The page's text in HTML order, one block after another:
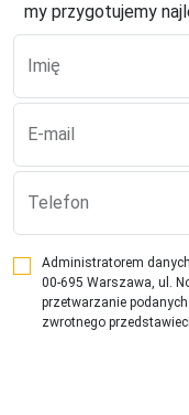
Dzieci
pokój zabaw, wysokie
Wyżywienie
ze śniadaniami lub z
formie bufetu.
Parkowanie
parking w cenie.
Zwierzęta domowe
tak, ok. 3,4- EUR/
przyjazd do hotelu
my przygotujemy
Imię
E-mail
Telefon
Administratorem
00-695 Warszawa, ul.
przetwarzanie
zwrotnego